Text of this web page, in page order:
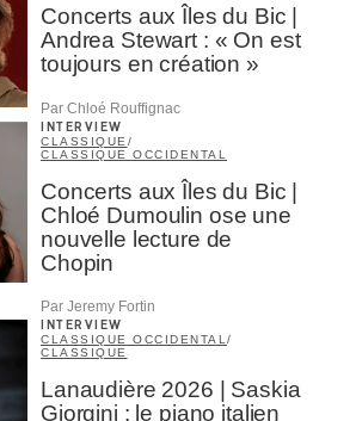
Concerts aux Îles du Bic |
Andrea Stewart : « On est
toujours en création »
Par Chloé Rouffignac
INTERVIEW
CLASSIQUE /
CLASSIQUE OCCIDENTAL
Concerts aux Îles du Bic |
Chloé Dumoulin ose une
nouvelle lecture de
Chopin
Par Jeremy Fortin
INTERVIEW
CLASSIQUE OCCIDENTAL /
CLASSIQUE
Lanaudière 2026 | Saskia
Giorgini : le piano italien